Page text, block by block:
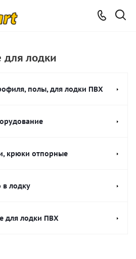
лодки
полы, для лодки ПВХ
крюки отпорные
в лодку
для лодки ПВХ